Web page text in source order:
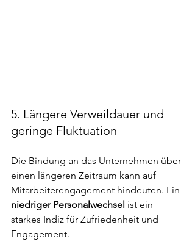
5. Längere Verweildauer und
geringe Fluktuation
Die Bindung an das Unternehmen über
einen längeren Zeitraum kann auf
Mitarbeiterengagement hindeuten. Ein
niedriger Personalwechsel ist ein
starkes Indiz für Zufriedenheit und
Engagement.